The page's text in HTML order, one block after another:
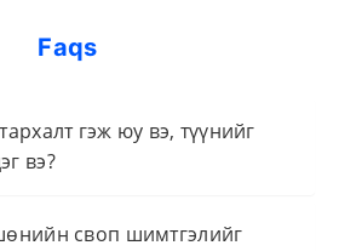
Faqs
гэж юу вэ, түүнийг
вэ?
своп шимтгэлийг